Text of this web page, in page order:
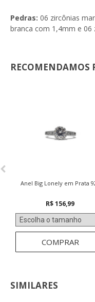
Pedras: 06 zircônias
branca com 1,4mm e 06
RECOMENDAMOS
Anel Big Lonely em Prata
R$ 156,99
COMPRAR
SIMILARES